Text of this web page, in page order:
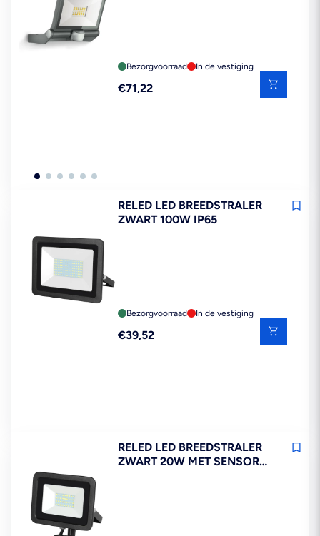
Bezorgvoorraad In de vestiging
Reguliere
€71,22
RELED LED BREEDSTRALER
ZWART 100W IP65
Bezorgvoorraad In de vestiging
Reguliere
€39,52
RELED LED BREEDSTRALER
ZWART 20W MET SENSOR